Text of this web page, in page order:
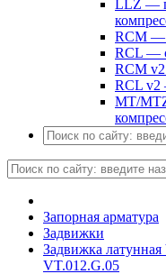
LLZ —
RCM —
RCL —
RCM
RCL v2
MT/
Запорная арматура
Задвижки
Задвижка
VT.012.G.05